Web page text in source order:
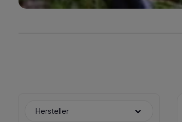
Hersteller